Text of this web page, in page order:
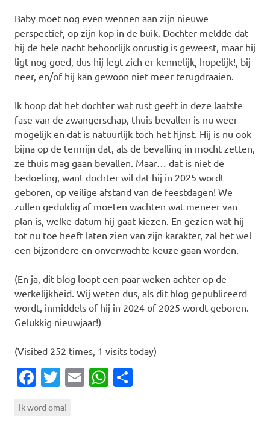
Baby moet nog even wennen aan zijn nieuwe
perspectief, op zijn kop in de buik. Dochter meldde dat
hij de hele nacht behoorlijk onrustig is geweest, maar hij
ligt nog goed, dus hij legt zich er kennelijk, hopelijk!, bij
neer, en/of hij kan gewoon niet meer terugdraaien.
Ik hoop dat het dochter wat rust geeft in deze laatste
fase van de zwangerschap, thuis bevallen is nu weer
mogelijk en dat is natuurlijk toch het fijnst. Hij is nu ook
bijna op de termijn dat, als de bevalling in mocht zetten,
ze thuis mag gaan bevallen. Maar… dat is niet de
bedoeling, want dochter wil dat hij in 2025 wordt
geboren, op veilige afstand van de feestdagen! We
zullen geduldig af moeten wachten wat meneer van
plan is, welke datum hij gaat kiezen. En gezien wat hij
tot nu toe heeft laten zien van zijn karakter, zal het wel
een bijzondere en onverwachte keuze gaan worden.
(En ja, dit blog loopt een paar weken achter op de
werkelijkheid. Wij weten dus, als dit blog gepubliceerd
wordt, inmiddels of hij in 2024 of 2025 wordt geboren.
Gelukkig nieuwjaar!)
(Visited 252 times, 1 visits today)
Facebook
Twitter
EmailWhatsApp
Ik word oma!